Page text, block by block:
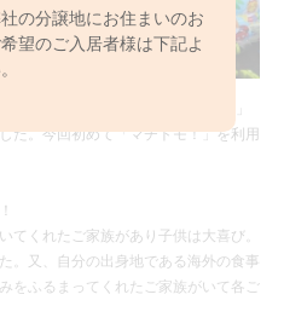
の分譲地にお住まいのお
望のご入居者様は下記よ
フェ馬橋II（全13邸/2017年分譲）」
た。今回初めて「マチトモ！」を利用
てくれたご家族があり子供は大喜び。
。又、自分の出身地である海外の食事
をふるまってくれたご家族がいて各ご